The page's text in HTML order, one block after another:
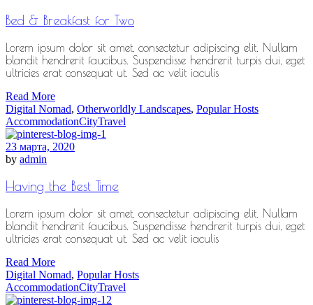
Bed & Breakfast for Two
Lorem ipsum dolor sit amet, consectetur adipiscing elit. Nullam
blandit hendrerit faucibus. Suspendisse hendrerit turpis dui, eget
ultricies erat consequat ut. Sed ac velit iaculis
Read More
Digital Nomad, Otherworldly Landscapes, Popular Hosts
AccommodationCityTravel
23 марта, 2020
by admin
Having the Best Time
Lorem ipsum dolor sit amet, consectetur adipiscing elit. Nullam
blandit hendrerit faucibus. Suspendisse hendrerit turpis dui, eget
ultricies erat consequat ut. Sed ac velit iaculis
Read More
Digital Nomad, Popular Hosts
AccommodationCityTravel